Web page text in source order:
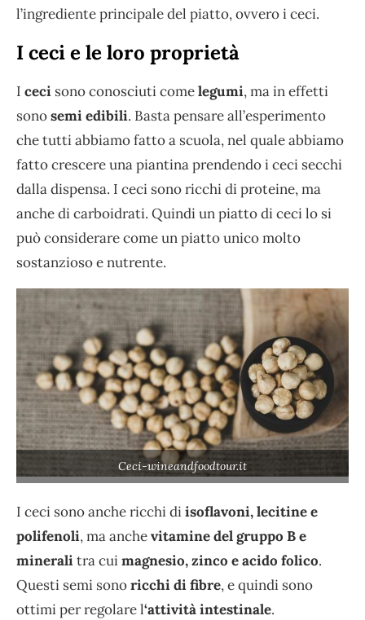
l’ingrediente principale del piatto, ovvero i ceci.
I ceci e le loro proprietà
I ceci sono conosciuti comelegumi, ma in effetti
sonosemi edibili. Basta pensare all’esperimento
che tutti abbiamo fatto a scuola, nel quale abbiamo
fatto crescere una piantina prendendo i ceci secchi
dalla dispensa. I ceci sono ricchi di proteine, ma
anche di carboidrati. Quindi un piatto di ceci lo si
può considerare come un piatto unico molto
sostanzioso e nutrente.
Ceci-wineandfoodtour.it
I ceci sono anche ricchi diisoflavoni, lecitine e
polifenoli, ma anchevitamine del gruppo B e
mineralitra cuimagnesio, zinco e acido folico.
Questi semi sonoricchi di fibre, e quindi sono
ottimi per regolare l‘attività intestinale.